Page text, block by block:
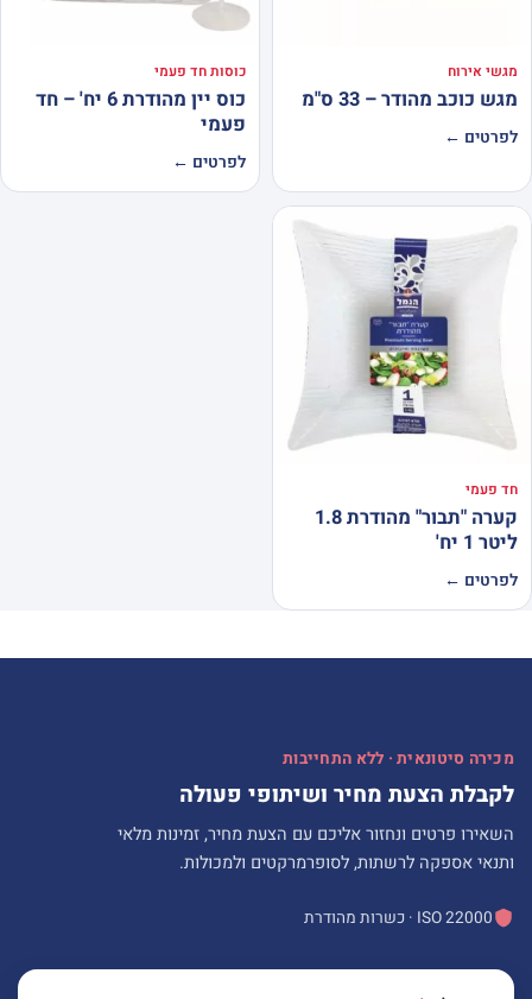
מגשי אירוח
מגש כוכב מהודר – 33 ס"מ
לפרטים ←
כוסות חד פעמי
כוס יין מהודרת 6 יח' – חד
פעמי
לפרטים ←
חד פעמי
קערה "תבור" מהודרת 1.8
ליטר 1 יח'
לפרטים ←
מכירה סיטונאית · ללא התחייבות
לקבלת הצעת מחיר ושיתופי פעולה
השאירו פרטים ונחזור אליכם עם הצעת מחיר, זמינות מלאי
ותנאי אספקה לרשתות, לסופרמרקטים ולמכולות.
ISO 22000 · כשרות מהודרת